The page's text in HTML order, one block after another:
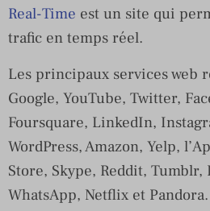
Real-Time est un site qui
trafic en temps réel.
Les principaux services web
Google, YouTube, Twitter,
Foursquare, LinkedIn,
WordPress, Amazon, Yelp,
Store, Skype, Reddit, Tumblr,
WhatsApp, Netflix et Pandora.